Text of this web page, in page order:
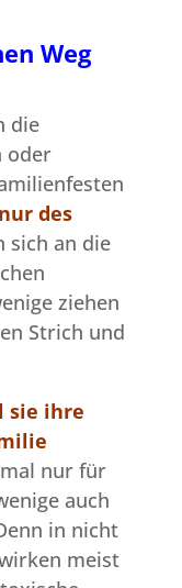
Weg
die
oder
nur des
sich an die
ziehen
Strich und
sie ihre
nur für
auch
in nicht
meist